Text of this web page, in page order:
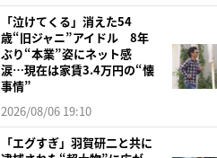
「泣けてくる」消えた54
歳“旧ジャニ”アイドル 8年
ぶり“本業”姿にネット感
涙…現在は家賃3.4万円の“懐
事情”
2026/08/06 19:10
「エグすぎ」羽賀研二と共に